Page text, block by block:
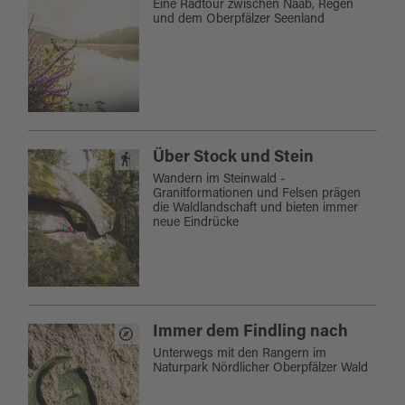
Eine Radtour zwischen Naab, Regen
und dem Oberpfälzer Seenland
Über Stock und Stein
Wandern im Steinwald -
Granitformationen und Felsen prägen
die Waldlandschaft und bieten immer
neue Eindrücke
Immer dem Findling nach
Unterwegs mit den Rangern im
Naturpark Nördlicher Oberpfälzer Wald